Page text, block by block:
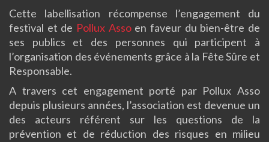
Cette labellisation récompense l’engagement du
festival et de Pollux Assoen faveur du bien-être de
ses publics et des personnes qui participent à
l’organisation des événements grâce à la Fête Sûre et
Responsable.
A travers cet engagement porté par Pollux Asso
depuis plusieurs années, l’association est devenue un
des acteurs référent sur les questions de la
prévention et de réduction des risques en milieu